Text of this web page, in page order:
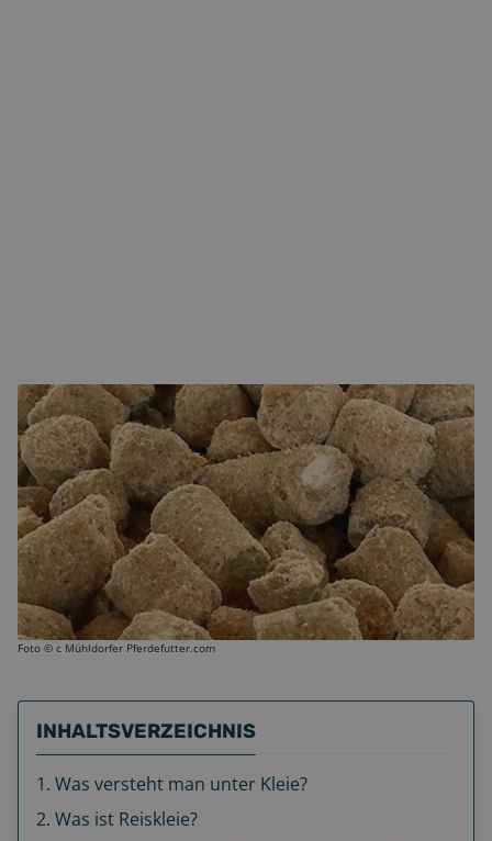
Foto © c Mühldorfer Pferdefutter.com
INHALTSVERZEICHNIS
1. Was versteht man unter Kleie?
2. Was ist Reiskleie?